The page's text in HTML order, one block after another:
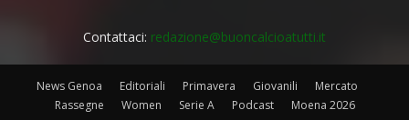
Contattaci: redazione@buoncalcioatutti.it
News Genoa Editoriali Primavera Giovanili
Mercato
Rassegne
Women Serie A Podcast Moena 2026